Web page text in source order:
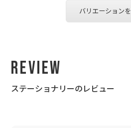
バリエーション
Review
ステーショナリーのレビュー